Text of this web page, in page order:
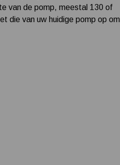
van de pomp, meestal 130 of
die van uw huidige pomp op om